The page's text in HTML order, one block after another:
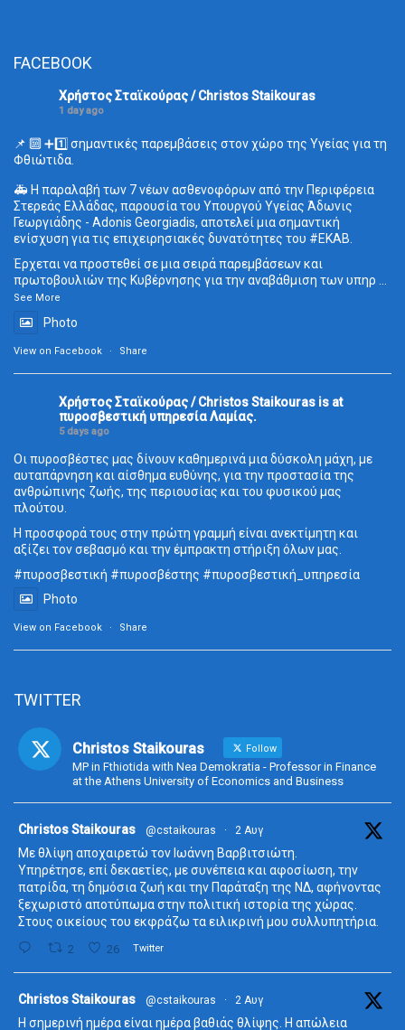
FACEBOOK
Χρήστος Σταϊκούρας / Christos Staikouras
1 day ago
📌 🔟 ➕1️⃣ σημαντικές παρεμβάσεις στον χώρο της Υγείας για τη
Φθιώτιδα.
🚑 Η παραλαβή των 7 νέων ασθενοφόρων από την Περιφέρεια
Στερεάς Ελλάδας, παρουσία του Υπουργού Υγείας Άδωνις
Γεωργιάδης - Adonis Georgiadis, αποτελεί μια σημαντική
ενίσχυση για τις επιχειρησιακές δυνατότητες του #ΕΚΑΒ
Έρχεται να προστεθεί σε μια σειρά παρεμβάσεων και
πρωτοβουλιών της Κυβέρνησης για την αναβάθμιση των υπηρ
See More
Photo
View on Facebook · Share
Χρήστος Σταϊκούρας / Christos Staikouras is at
πυροσβεστική υπηρεσία Λαμίας.
5 days ago
Οι πυροσβέστες μας δίνουν καθημερινά μια δύσκολη μάχη, με
αυταπάρνηση και αίσθημα ευθύνης, για την προστασία της
ανθρώπινης ζωής, της περιουσίας και του φυσικού μας
πλούτου.
Η προσφορά τους στην πρώτη γραμμή είναι ανεκτίμητη και
αξίζει τον σεβασμό και την έμπρακτη στήριξη όλων μας.
#πυροσβεστική #πυροσβέστης #πυροσβεστική_ υπηρεσία
Photo
View on Facebook · Share
TWITTER
Christos Staikouras Follow
MP in Fthiotida with Nea Demokratia - Professor in Finance
at the Athens University of Economics and Business
Christos Staikouras @cstaikouras · 2 Αυγ
Με θλίψη αποχαιρετώ τον Ιωάννη Βαρβιτσιώτη.
Υπηρέτησε, επί δεκαετίες, με συνέπεια και αφοσίωση, την
πατρίδα, τη δημόσια ζωή και την Παράταξη της ΝΔ, αφήνοντας
ξεχωριστό αποτύπωμα στην πολιτική ιστορία της χώρας.
Στους οικείους του εκφράζω τα ειλικρινή μου συλλυπητήρια.
2 26 Twitter
Christos Staikouras @cstaikouras · 2 Αυγ
Η σημερινή ημέρα είναι ημέρα βαθιάς θλίψης. Η απώλεια